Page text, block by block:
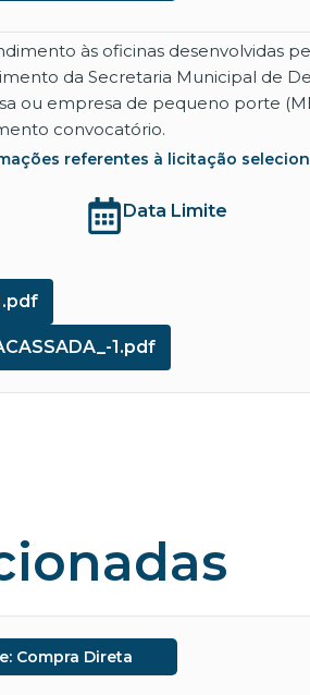
às oficinas desenvolvidas
da Secretaria Municipal de
empresa de pequeno porte
convocatório.
referentes à licitação
Data Limite
1.pdf
Compra Direta